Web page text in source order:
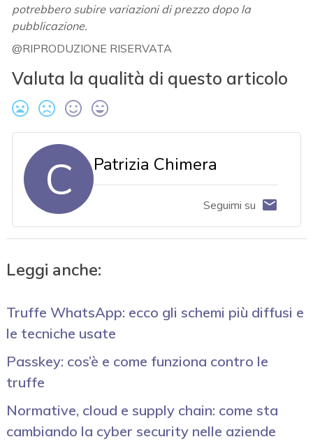
potrebbero subire variazioni di prezzo dopo la
pubblicazione.
@RIPRODUZIONE RISERVATA
Valuta la qualità di questo articolo
C Patrizia Chimera
Seguimi su
Leggi anche:
Truffe WhatsApp: ecco gli schemi più diffusi e
le tecniche usate
Passkey: cos’è e come funziona contro le
truffe
Normative, cloud e supply chain: come sta
cambiando la cyber security nelle aziende